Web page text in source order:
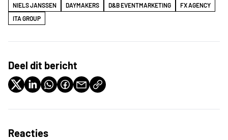
NIELS JANSSEN DAYMAKERS D&B EVENTMARKETING
FX AGENCY
ITA GROUP
Deel dit bericht
Reacties